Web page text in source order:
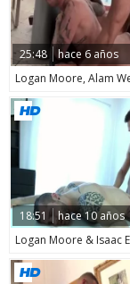
25:48 hace 6 años
18:51 hace 10 años
Logan Moore & Isaac